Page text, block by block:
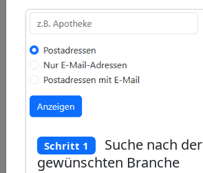
Schritt 1
Suche nach der
gewünschten Branche